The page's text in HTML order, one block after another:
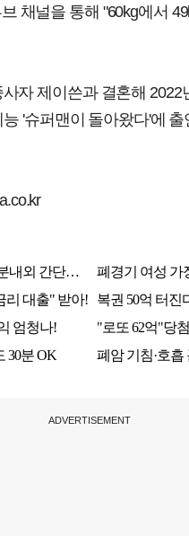
채널을 통해 "60kg에서
자 제이쓴과 결혼해
'슈퍼맨이 돌아왔다'에
ADVERTISEMENT